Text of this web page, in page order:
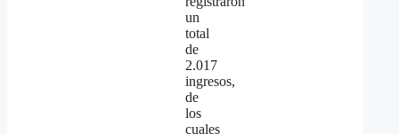
un
total
de
2.017
ingresos,
de
los
cuales